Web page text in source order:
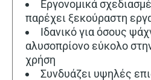
Εργονομικά
παρέχει ξεκούραστη
Ιδανικό για όσους
αλυσοπρίονο εύκολο
χρήση
Συνδυάζει υψηλές